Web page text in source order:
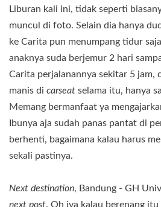
Liburan kali ini, tidak seperti
muncul di foto. Selain dia hanya
ke Carita pun menumpang tidur
anaknya suda berjemur 2 hari
Carita perjalanannya sekitar 5 jam,
manis di carseat selama itu, hanya
Memang bermanfaat ya
Ibunya aja sudah panas pantat di
berhenti, bagaimana kalau harus
sekali pastinya.
Next destination, Bandung - GH
next post. Oh iya kalau berenang itu